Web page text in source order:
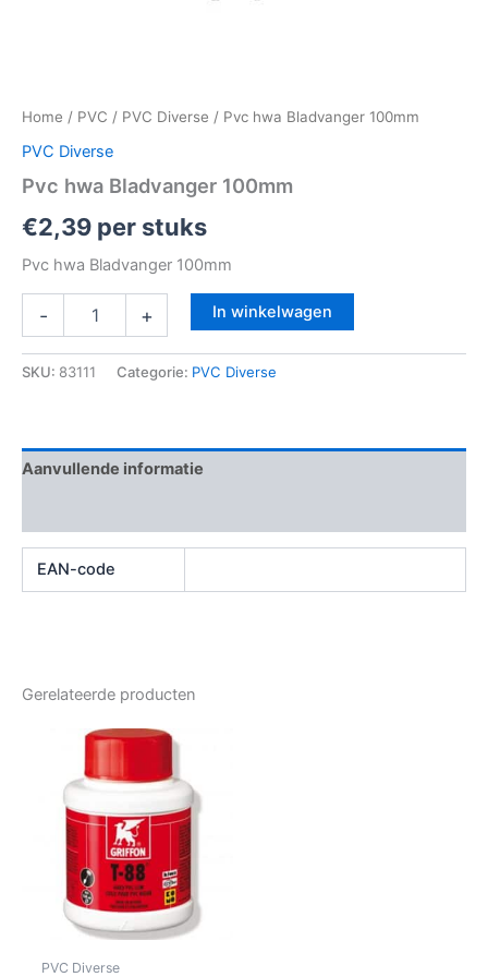
Home / PVC / PVC Diverse / Pvc hwa Bladvanger 100mm
PVC Diverse
Pvc hwa Bladvanger 100mm
€2,39 per stuks
Pvc hwa Bladvanger 100mm
- + In winkelwagen
SKU: 83111 Categorie: PVC Diverse
Aanvullende informatie
EAN-code
Gerelateerde producten
PVC Diverse